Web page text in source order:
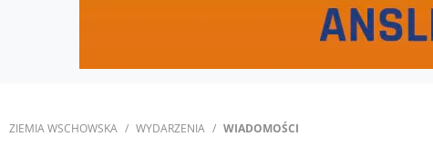
ZIEMIA WSCHOWSKA WYDARZENIA WIADOMOŚCI